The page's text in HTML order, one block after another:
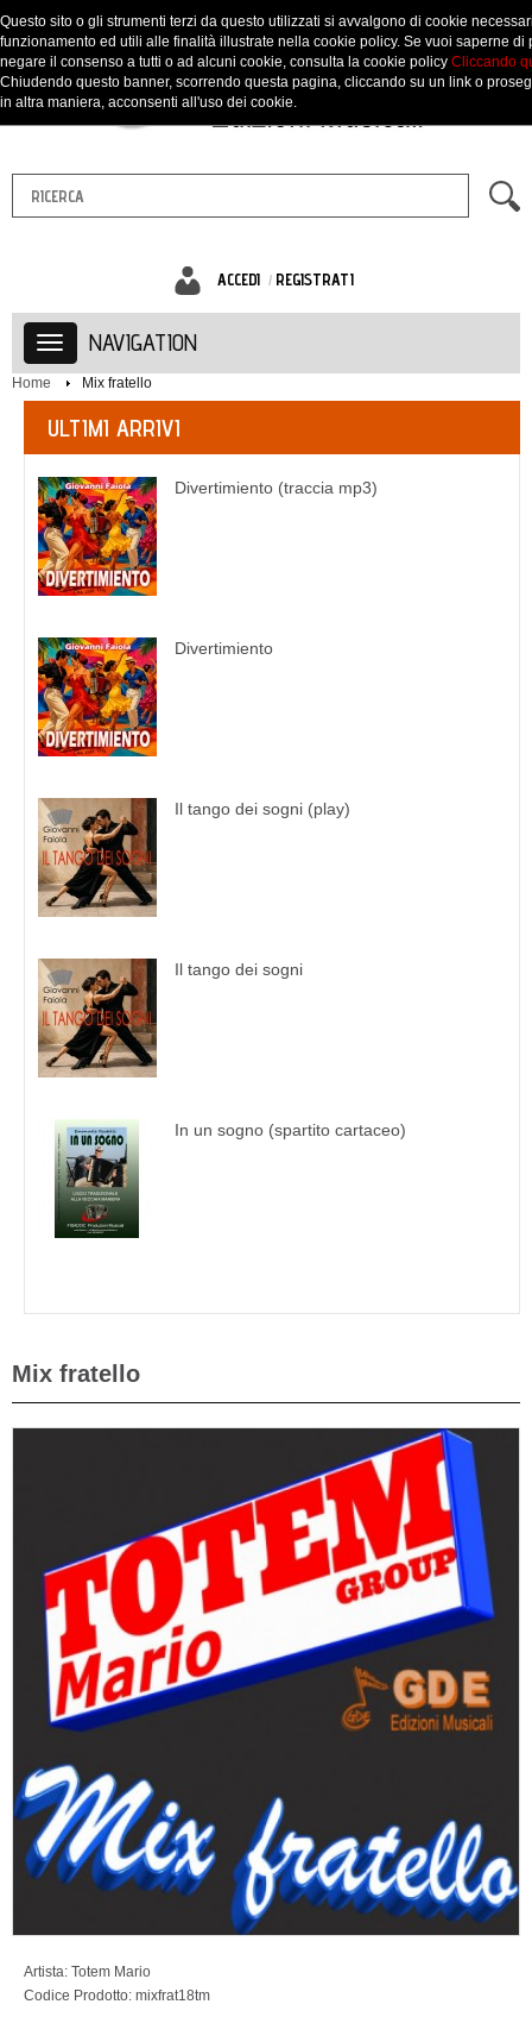
ACCEDI REGISTRATI
NAVIGATION
Home Mix fratello
ULTIMI ARRIVI
Divertimiento (traccia mp3)
Divertimiento
Il tango dei sogni (play)
Il tango dei sogni
In un sogno (spartito cartaceo)
Mix fratello
Artista: Totem Mario
Codice Prodotto: mixfrat18tm
Questo sito o gli strumenti terzi da questo utilizzati si avvalgono di cookie
funzionamento ed utili alle finalità illustrate nella cookie policy. Se vuoi saperne di
negare il consenso a tutti o ad alcuni cookie, consulta la cookie policy Cliccando
Chiudendo questo banner, scorrendo questa pagina, cliccando su un link o
in altra maniera, acconsenti all'uso dei cookie.